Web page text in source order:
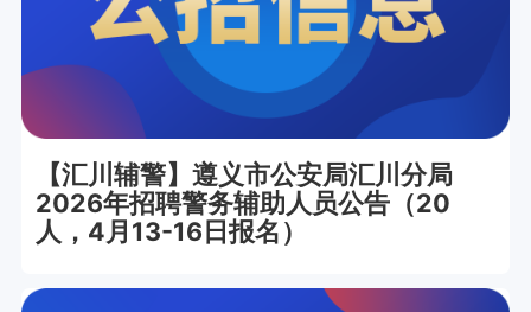
【汇川辅警】遵义市公安局汇川分局
2026年招聘警务辅助人员公告（20
人，4月13-16日报名）